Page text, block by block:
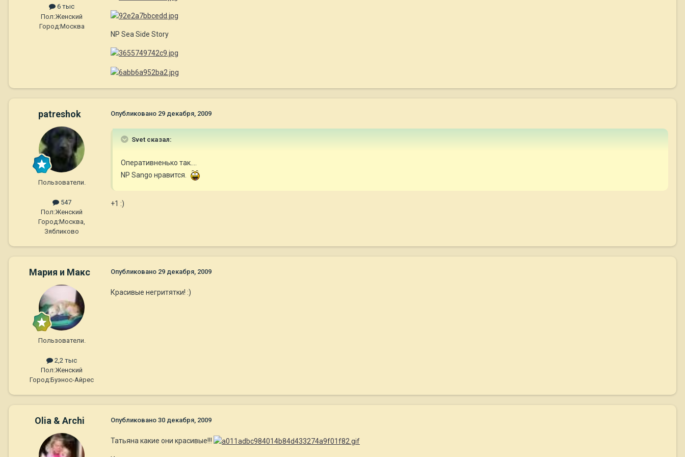
6 тыс
Пол:Женский
Город:Москва
NP Sea Side Story
patreshok
Пользователи.
547
Пол:Женский
Город:Москва,
Зябликово
Опубликовано 29 декабря, 2009
Svet сказал:
Оперативненько так....
NP Sango нравится.
+1 :)
Мария и Макс
Пользователи.
2,2 тыс
Пол:Женский
Город:Буэнос-Айрес
Опубликовано 29 декабря, 2009
Красивые негритятки! :)
Olia & Archi Опубликовано 30 декабря, 2009
Татьяна какие они красивые!!!